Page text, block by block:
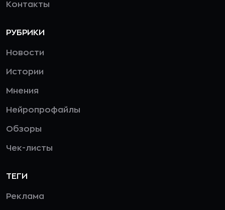
Контакты
РУБРИКИ
Новости
Истории
Мнения
Нейропрофайлы
Обзоры
Чек-листы
ТЕГИ
Реклама